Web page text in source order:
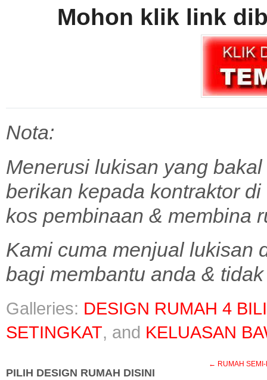
Mohon klik link
Nota:
Menerusi lukisan yang
berikan kepada kontraktor
kos pembinaan & membina
Kami cuma menjual lukisan
bagi membantu anda &
Galleries: DESIGN RUMAH 4
SETINGKAT, and KELUASAN
← RUMAH
PILIH DESIGN RUMAH DISINI